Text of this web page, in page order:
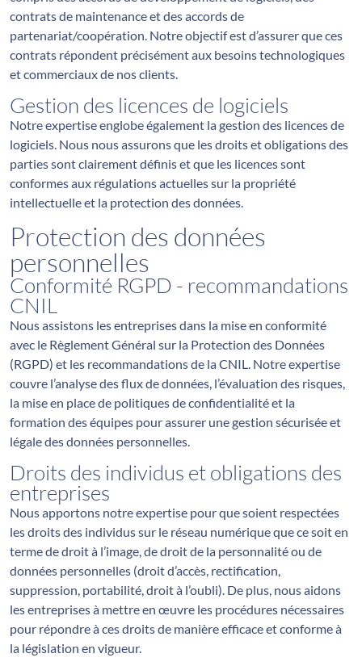
contrats de maintenance et des accords de
partenariat/coopération. Notre objectif est d’assurer que ces
contrats répondent précisément aux besoins technologiques
et commerciaux de nos clients.
Gestion des licences de logiciels
Notre expertise englobe également la gestion des licences de
logiciels. Nous nous assurons que les droits et obligations des
parties sont clairement définis et que les licences sont
conformes aux régulations actuelles sur la propriété
intellectuelle et la protection des données.
Protection des données
personnelles
Conformité RGPD - recommandations
CNIL
Nous assistons les entreprises dans la mise en conformité
avec le Règlement Général sur la Protection des Données
(RGPD) et les recommandations de la CNIL. Notre expertise
couvre l’analyse des flux de données, l’évaluation des risques,
la mise en place de politiques de confidentialité et la
formation des équipes pour assurer une gestion sécurisée et
légale des données personnelles.
Droits des individus et obligations des
entreprises
Nous apportons notre expertise pour que soient respectées
les droits des individus sur le réseau numérique que ce soit en
terme de droit à l’image, de droit de la personnalité ou de
données personnelles (droit d’accès, rectification,
suppression, portabilité, droit à l’oubli). De plus, nous aidons
les entreprises à mettre en œuvre les procédures nécessaires
pour répondre à ces droits de manière efficace et conforme à
la législation en vigueur.